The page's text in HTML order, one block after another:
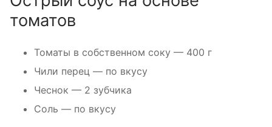
томатов
Томаты в собственном соку — 400 г
Чили перец — по вкусу
Чеснок — 2 зубчика
Соль — по вкусу